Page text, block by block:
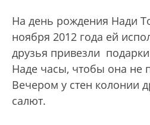
На день рождения Нади
ноября 2012 года ей
друзья привезли
Наде часы, чтобы она не
Вечером у стен колонии
салют.